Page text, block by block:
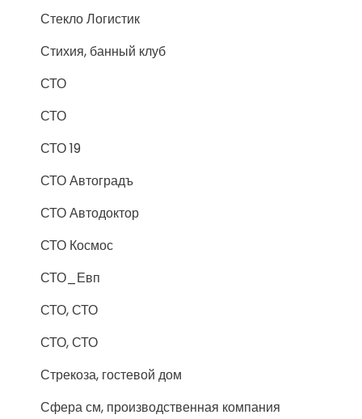
Стекло Логистик
Стихия, банный клуб
СТО
СТО
СТО 19
СТО Автоградъ
СТО Автодоктор
СТО Космос
СТО_Евп
СТО, СТО
СТО, СТО
Стрекоза, гостевой дом
Сфера см, производственная компания